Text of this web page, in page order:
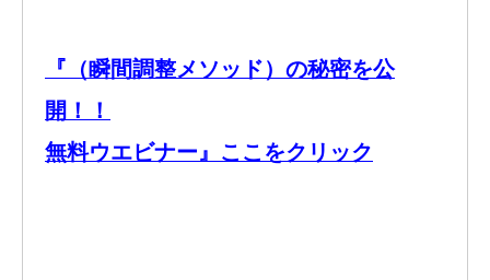
『（瞬間調整メソッド）の秘密を公
開！！
無料ウエビナー』ここをクリック